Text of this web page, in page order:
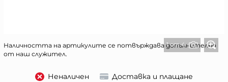
1 от 4
Наличността на артикулите се потвърждава допълнително
от наш служител.
Неналичен Доставка и плащане